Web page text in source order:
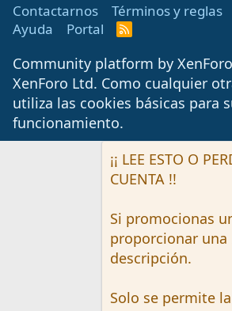
Contactarnos
Términos y reglas
Ayuda
Portal
R
S
Community platform by
XenForo Ltd. Como cualquier
utiliza las cookies básicas para
funcionamiento.
¡¡ LEE ESTO O
CUENTA !!
Si promocionas
proporcionar una
descripción.
Solo se permite